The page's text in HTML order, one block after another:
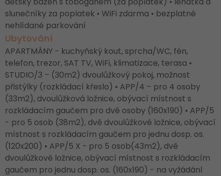
slunečníky za poplatek • WiFi zdarma • bezplatné
nehlídané parkování
Ubytování
APARTMÁNY - kuchyňský kout, sprcha/WC, fén,
telefon, trezor, SAT TV, WiFi, klimatizace, terasa •
STUDIO/3 – (30m2) dvoulůžkový pokoj, možnost
přistýlky (rozkládací křeslo) • APP/4 – pro 4 osoby
(33m2), dvoulůžková ložnice, obývací místnost s
rozkládacím gaučem pro dvě osoby (160x190) • APP/5
- pro 5 osob (38m2), dvě dvoulůžkové ložnice, obývací
místnost s rozkládacím gaučem pro jednu dosp. os.
(120x200) • APP/5 X - pro 5 osob(43m2), dvě
dvoulůžkové ložnice, obývací místnost s rozkládacím
gaučem pro jednu dosp. os. (160x190) - na vyžádání